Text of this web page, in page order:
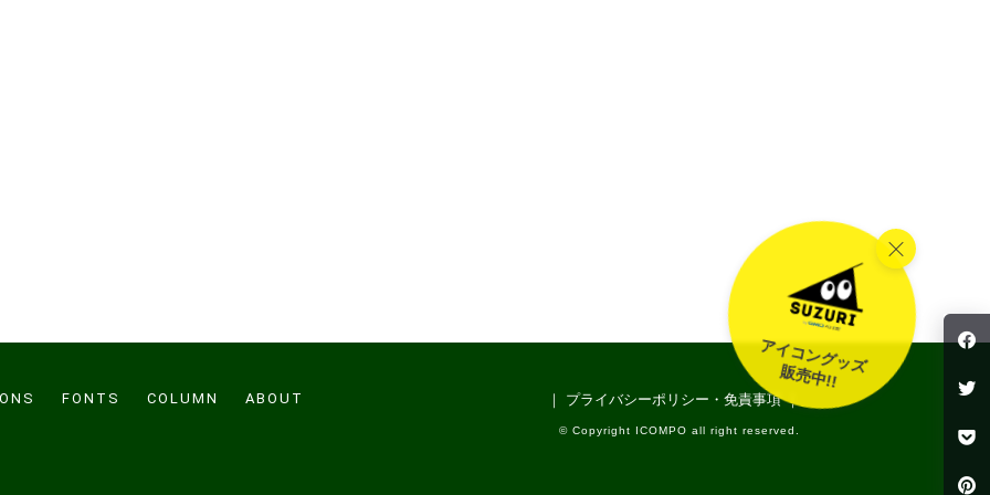
アイコングッズ
販売中!!
f
t
p
P
FONTS COLUMN ABOUT ｜ プライバシーポリシー・免責事項 ｜
© Copyright ICOMPO all right reserved.